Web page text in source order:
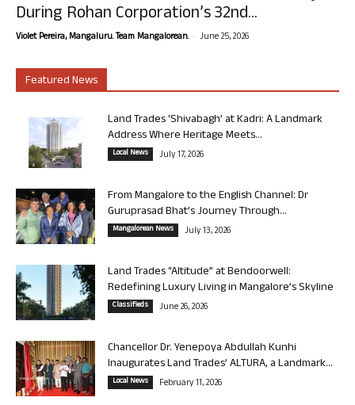
During Rohan Corporation’s 32nd...
Violet Pereira, Mangaluru. Team Mangalorean. - June 25, 2026
Featured News
Land Trades ‘Shivabagh’ at Kadri: A Landmark
Address Where Heritage Meets...
Local News July 17, 2026
From Mangalore to the English Channel: Dr
Guruprasad Bhat’s Journey Through...
Mangalorean News July 13, 2026
Land Trades “Altitude” at Bendoorwell:
Redefining Luxury Living in Mangalore’s Skyline
Classifieds June 26, 2026
Chancellor Dr. Yenepoya Abdullah Kunhi
Inaugurates Land Trades’ ALTURA, a Landmark...
Local News February 11, 2026